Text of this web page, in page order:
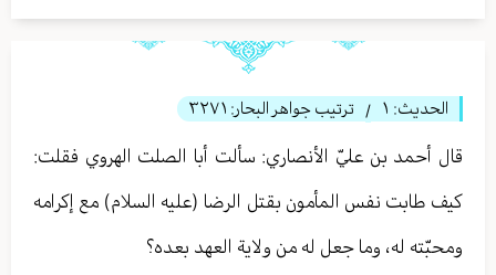
الحديث: ١ / ترتيب جواهر البحار: ٣٢٧١
قال أحمد بن عليّ الأنصاري: سألت أبا الصلت الهروي فقلت:
كيف طابت نفس المأمون بقتل الرضا (عليه السلام) مع إكرامه
ومحبّته له، وما جعل له من ولاية العهد بعده؟